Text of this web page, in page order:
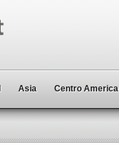
Asia Centro America